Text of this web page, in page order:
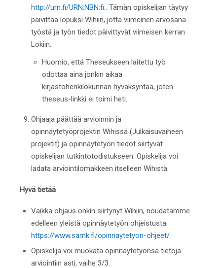
http://urn.fi/URN:NBN:fi:. Tämän opiskelijan täytyy
päivittää lopuksi Wihiin, jotta viimeinen arvosana
työstä ja työn tiedot päivittyvät viimeisen kerran
Lokiin.
Huomio, että Theseukseen laitettu työ
odottaa aina jonkin aikaa
kirjastohenkilökunnan hyväksyntää, joten
theseus-linkki ei toimi heti.
Ohjaaja päättää arvioinnin ja
opinnäytetyöprojektin Wihissä (Julkaisuvaiheen
projektit) ja opinnäytetyön tiedot siirtyvät
opiskelijan tutkintotodistukseen. Opiskelija voi
ladata arviointilomakkeen itselleen Wihistä.
Hyvä tietää
Vaikka ohjaus onkin siirtynyt Wihiin, noudatamme
edelleen yleistä opinnäytetyön ohjeistusta:
https://www.samk.fi/opinnaytetyon-ohjeet/
Opiskelija voi muokata opinnäytetyönsä tietoja
arviointiin asti, vaihe 3/3.